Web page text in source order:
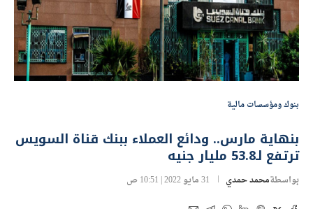
بنوك ومؤسسات مالية
بنهاية مارس.. ودائع العملاء ببنك قناة السويس
ترتفع لـ53.8 مليار جنيه
بواسطةمحمد حمدي 31 مايو 2022 | 10:51 ص